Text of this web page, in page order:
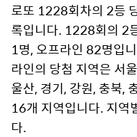
로또 1228회차의 2등
록입니다. 1228회의 2
1명, 오프라인 82명입
라인의 당첨 지역은 서
울산, 경기, 강원, 충북,
16개 지역입니다. 지역
다.